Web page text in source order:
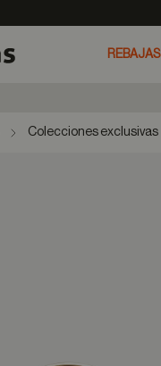
REBAJAS
Colecciones exclusivas